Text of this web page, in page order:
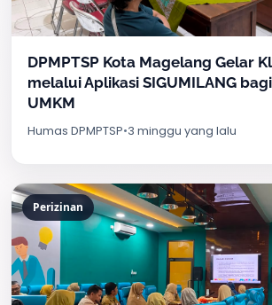
DPMPTSP Kota Magelang Gelar
melalui Aplikasi SIGUMILANG
UMKM
Humas DPMPTSP•3 minggu yang lalu
Perizinan